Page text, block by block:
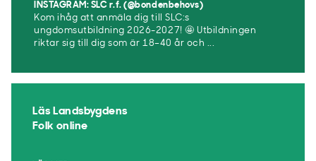
INSTAGRAM: SLC r.f. (@bondenbehovs)
Kom ihåg att anmäla dig till SLC:s
ungdomsutbildning 2026-2027! 🤩 Utbildningen
riktar sig till dig som är 18–40 år och ...
Läs Landsbygdens
Folk online